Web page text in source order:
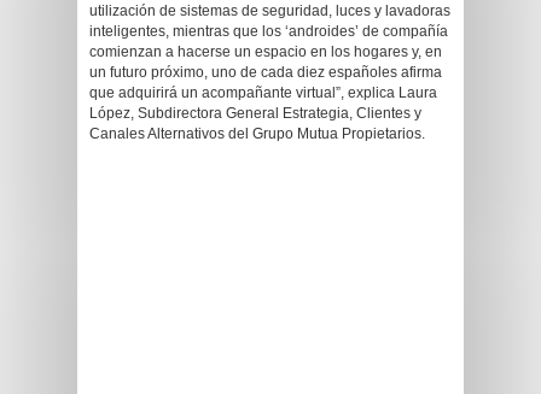
utilización de sistemas de seguridad, luces y lavadoras
inteligentes, mientras que los ‘androides’ de compañía
comienzan a hacerse un espacio en los hogares y, en
un futuro próximo, uno de cada diez españoles afirma
que adquirirá un acompañante virtual”, explica Laura
López, Subdirectora General Estrategia, Clientes y
Canales Alternativos del Grupo Mutua Propietarios.